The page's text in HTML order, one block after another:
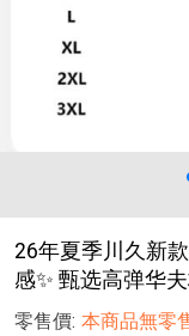
26年夏季川久新
感✨ 甄选高弹华
零售價: 本商品無零